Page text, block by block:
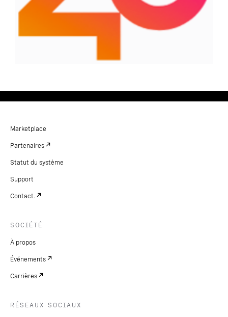
Marketplace
Partenaires
Statut du système
Support
Contact.
SOCIÉTÉ
À propos
Événements
Carrières
RÉSEAUX SOCIAUX